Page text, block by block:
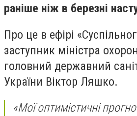
раніше ніж в березні
Про це в ефірі
заступник міністра
головний державний
України Віктор Ляшко.
«Мої оптимістичні